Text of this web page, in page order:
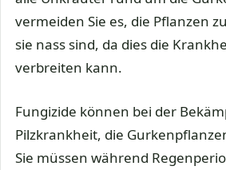
vermeiden Sie es, die Pflanzen
sie nass sind, da dies die
verbreiten kann.
Fungizide können bei der
Pilzkrankheit, die
Sie müssen während